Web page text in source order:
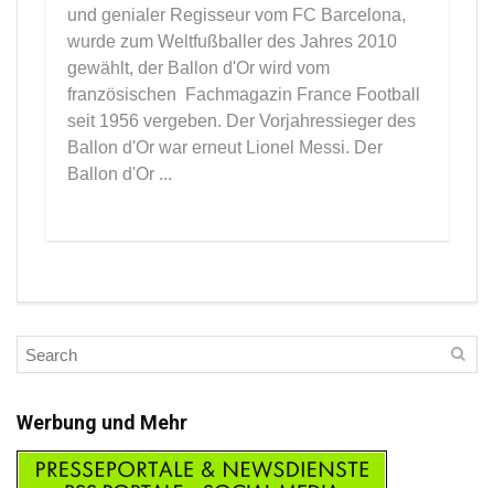
und genialer Regisseur vom FC Barcelona,
wurde zum Weltfußballer des Jahres 2010
gewählt, der Ballon d'Or wird vom
französischen Fachmagazin France Football
seit 1956 vergeben. Der Vorjahressieger des
Ballon d'Or war erneut Lionel Messi. Der
Ballon d'Or ...
Werbung und Mehr